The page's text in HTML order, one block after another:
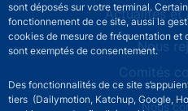
sont déposés sur votre terminal.
fonctionnement de ce site, aussi la
cookies de mesure de fréquentation et
sont exemptés de consentement.
Des fonctionnalités de ce site
tiers (Dailymotion, Katchup, Google,
Actualités et
Nous
Comités
Footer secondary menu
Nous